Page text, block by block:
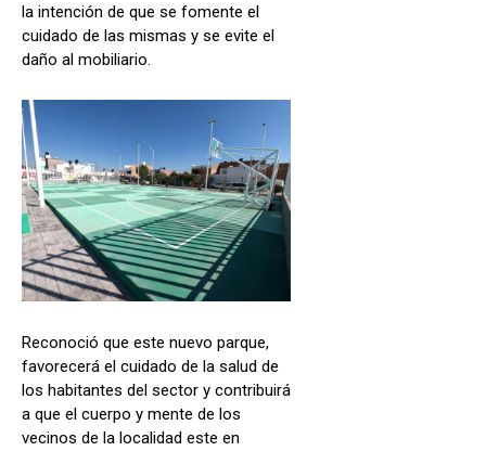
la intención de que se fomente el
cuidado de las mismas y se evite el
daño al mobiliario.
Reconoció que este nuevo parque,
favorecerá el cuidado de la salud de
los habitantes del sector y contribuirá
a que el cuerpo y mente de los
vecinos de la localidad este en